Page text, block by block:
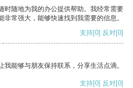
时随地为我的办公提供帮助。我经常需要
常强大，能够快速找到我需要的信息。
支持[0] 反对[0]
能够与朋友保持联系，分享生活点滴。
支持[0] 反对[0]